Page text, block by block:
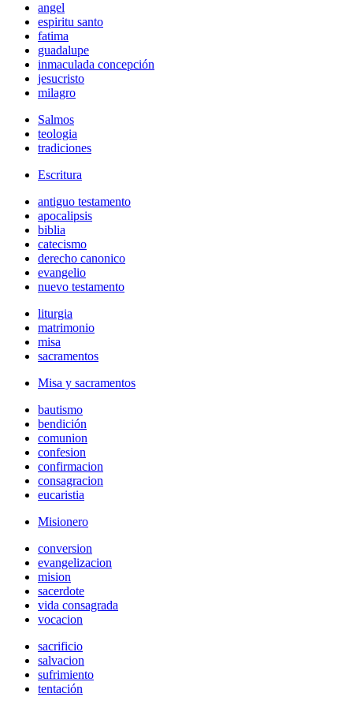
angel
espiritu santo
fatima
guadalupe
inmaculada concepción
jesucristo
milagro
Salmos
teologia
tradiciones
Escritura
antiguo testamento
apocalipsis
biblia
catecismo
derecho canonico
evangelio
nuevo testamento
liturgia
matrimonio
misa
sacramentos
Misa y sacramentos
bautismo
bendición
comunion
confesion
confirmacion
consagracion
eucaristia
Misionero
conversion
evangelizacion
mision
sacerdote
vida consagrada
vocacion
sacrificio
salvacion
sufrimiento
tentación